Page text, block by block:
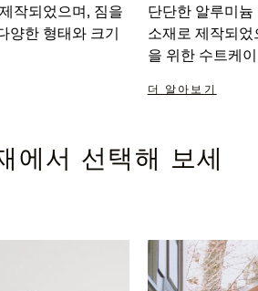
작되었으며, 짐을
양한 형태와 크기
단단한 알루미
소재로 제작되
을 위한 수트케
더 알아보기
에서 선택해 보세